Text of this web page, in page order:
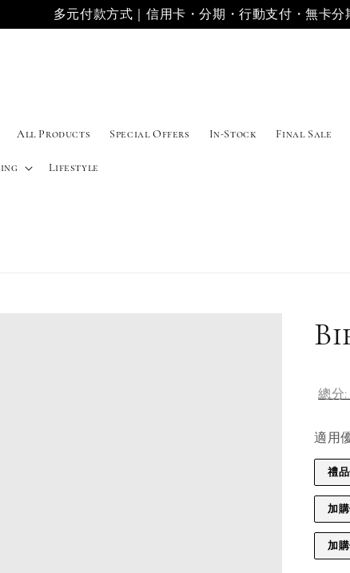
多元付款方式｜信用卡・分期・行動支付・無卡分
All Products Special Offers In-Stock Final Sale
Lifestyle
總分:
適用
禮
加
加